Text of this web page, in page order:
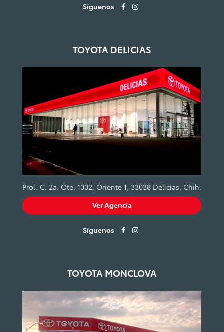
Síguenos
TOYOTA DELICIAS
Prol. C. 2a. Ote. 1002, Oriente 1, 33038 Delicias, Chih.
Ver Agencia
Síguenos
TOYOTA MONCLOVA